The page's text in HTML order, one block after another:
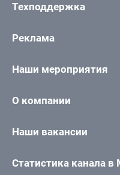
Техподдержка
Реклама
Наши мероприятия
О компании
Наши вакансии
Статистика канала в